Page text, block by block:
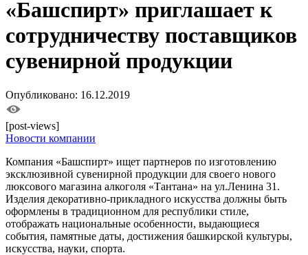
«Башспирт» приглашает к
сотрудничеству поставщиков
сувенирной продукции
Опубликовано: 16.12.2019
[post-views]
Новости компании
Компания «Башспирт» ищет партнеров по изготовлению
эксклюзивной сувенирной продукции для своего нового
люксового магазина алкоголя «Тантана» на ул.Ленина 31.
Изделия декоративно-прикладного искусства должны быть
оформлены в традиционном для республики стиле,
отображать национальные особенности, выдающиеся
события, памятные даты, достижения башкирской культуры,
искусства, науки, спорта.